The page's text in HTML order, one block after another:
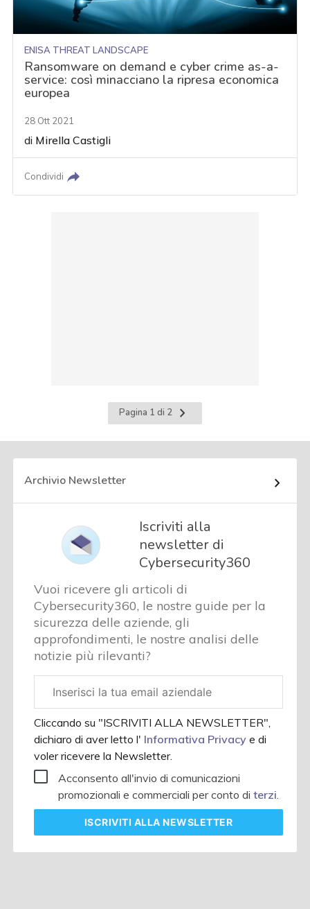
ENISA THREAT LANDSCAPE
Ransomware on demand e cyber crime as-a-
service: così minacciano la ripresa economica
europea
28 Ott 2021
di Mirella Castigli
Condividi
Pagina 1 di 2
Pagina
successiva
Archivio Newsletter
Iscriviti alla
newsletter di
Cybersecurity360
Vuoi ricevere gli articoli di
Cybersecurity360, le nostre guide per la
sicurezza delle aziende, gli
approfondimenti, le nostre analisi delle
notizie più rilevanti?
aziendale
Cliccando su "ISCRIVITI ALLA NEWSLETTER",
dichiaro di aver letto l' Informativa Privacye di
voler ricevere la Newsletter.
Acconsento all'invio di comunicazioni
promozionali e commerciali per conto diterzi.
ISCRIVITI ALLA NEWSLETTER